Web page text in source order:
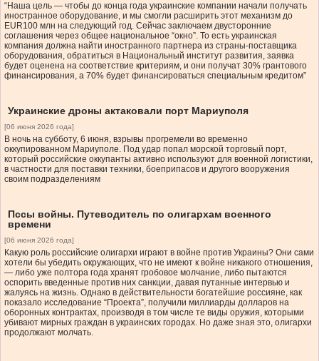
“Наша цель — чтобы до конца года украинские компании начали получать
иностранное оборудование, и мы смогли расширить этот механизм до
EUR100 млн на следующий год. Сейчас заключаем двусторонние
соглашения через общее национальное “окно”. То есть украинская
компания должна найти иностранного партнера из страны-поставщика
оборудования, обратиться в Национальный институт развития, заявка
будет оценена на соответствие критериям, и они получат 30% грантового
финансирования, а 70% будет финансироваться специальным кредитом”
Украинские дроны актаковали порт Мариуполя
[06 июня 2026 года]
В ночь на субботу, 6 июня, взрывы прогремели во временно
оккупированном Мариуполе. Под удар попал морской торговый порт,
который российские оккупанты активно используют для военной логистики,
в частности для поставки техники, боеприпасов и другого вооружения
своим подразделениям
Пссы войны. Путеводитель по олигархам военного
времени
[06 июня 2026 года]
Какую роль российские олигархи играют в войне против Украины? Они сами
хотели бы убедить окружающих, что не имеют к войне никакого отношения,
— либо уже полтора года хранят гробовое молчание, либо пытаются
оспорить введенные против них санкции, давая путанные интервью и
жалуясь на жизнь. Однако в действительности богатейшие россияне, как
показало исследование “Проекта”, получили миллиарды долларов на
оборонных контрактах, производя в том числе те виды оружия, которыми
убивают мирных граждан в украинских городах. Но даже зная это, олигархи
продолжают молчать.